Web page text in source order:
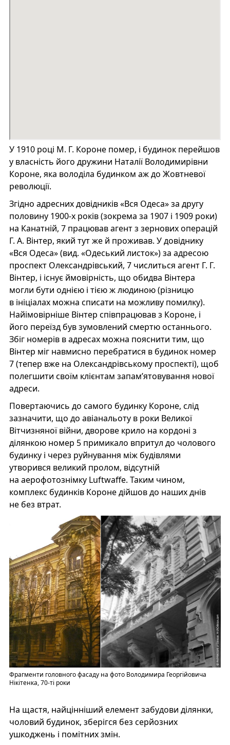
У 1910 році М. Г. Короне помер, і будинок перейшов
у власність його дружини Наталії Володимирівни
Короне, яка володіла будинком аж до Жовтневої
революції.
Згідно адресних довідників «Вся Одеса» за другу
половину 1900-х років (зокрема за 1907 і 1909 роки)
на Канатній, 7 працював агент з зернових операцій
Г. А. Вінтер, який тут же й проживав. У довіднику
«Вся Одеса» (вид. «Одеський листок») за адресою
проспект Олександрівський, 7 числиться агент Г. Г.
Вінтер, і існує ймовірність, що обидва Вінтера
могли бути однією і тією ж людиною (різницю
в ініціалах можна списати на можливу помилку).
Найімовірніше Вінтер співпрацював з Короне, і
його переїзд був зумовлений смертю останнього.
Збіг номерів в адресах можна пояснити тим, що
Вінтер міг навмисно перебратися в будинок номер
7 (тепер вже на Олександрівському проспекті), щоб
полегшити своїм клієнтам запам’ятовування нової
адреси.
Повертаючись до самого будинку Короне, слід
зазначити, що до авіанальоту в роки Великої
Вітчизняної війни, дворове крило на кордоні з
ділянкою номер 5 примикало впритул до чолового
будинку і через руйнування між будівлями
утворився великий пролом, відсутній
на аерофотознімку Luftwaffe. Таким чином,
комплекс будинків Короне дійшов до наших днів
не без втрат.
Фрагменти головного фасаду на фото Володимира Георгійовича
Нікітенка, 70-ті роки
На щастя, найцінніший елемент забудови ділянки,
чоловий будинок, зберігся без серйозних
ушкоджень і помітних змін.